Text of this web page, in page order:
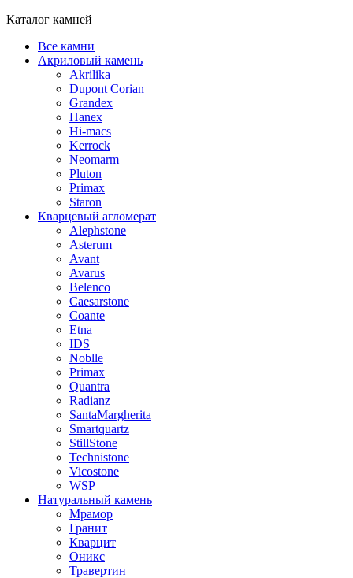
Каталог камней
Все камни
Акриловый камень
Akrilika
Dupont Corian
Grandex
Hanex
Hi-macs
Kerrock
Neomarm
Pluton
Primax
Staron
Кварцевый агломерат
Alephstone
Asterum
Avant
Avarus
Belenco
Caesarstone
Coante
Etna
IDS
Noblle
Primax
Quantra
Radianz
SantaMargherita
Smartquartz
StillStone
Technistone
Vicostone
WSP
Натуральный камень
Мрамор
Гранит
Кварцит
Оникс
Травертин